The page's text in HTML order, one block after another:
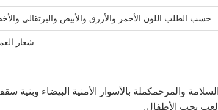
حسب الطلب اللون الأحمر والأزرق والأبيض والبرتقالي
شعار
والمرحمكملة بالأسوار الأمنية البيضاء وبنية
يحب الأطفال.